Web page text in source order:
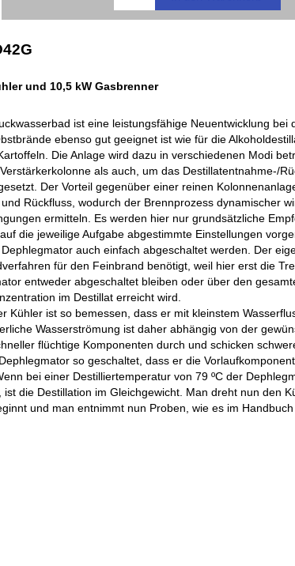
und 10,5 kW Gasbrenner
ist eine leistungsfähige Neuentwicklung bei
ebenso gut geeignet ist wie für die
Die Anlage wird dazu in verschiedenen Modi
als auch, um das Destillatentnahme-/
Der Vorteil gegenüber einer reinen
Rückfluss, wodurch der Brennprozess dynamischer
ermitteln. Es werden hier nur grundsätzliche
die jeweilige Aufgabe abgestimmte Einstellungen
auch einfach abgeschaltet werden. Der
für den Feinbrand benötigt, weil hier erst die
entweder abgeschaltet bleiben oder über den
im Destillat erreicht wird.
Kühler ist so bemessen, dass er mit kleinstem
Wasserströmung ist daher abhängig von der
flüchtige Komponenten durch und schicken
so geschaltet, dass er die
bei einer Destilliertemperatur von 79 ºC der
die Destillation im Gleichgewicht. Man dreht nun den
und man entnimmt nun Proben, wie es im Handbuch